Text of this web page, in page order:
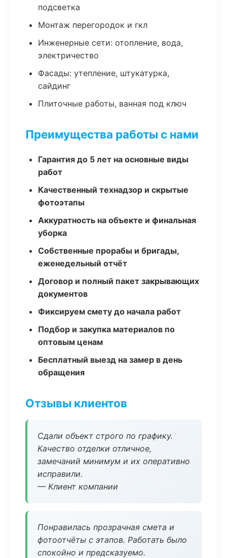
подсветка
Монтаж перегородок и гкл
Инженерные сети: отопление, вода,
электричество
Фасады: утепление, штукатурка,
сайдинг
Плиточные работы, ванная под ключ
Преимущества работы с нами
Гарантия до 5 лет на основные виды
работ
Качественный технадзор и скрытые
фотоэтапы
Аккуратность на объекте и финальная
уборка
Собственные прорабы и бригады,
еженедельный отчёт
Договор и полный пакет закрывающих
документов
Фиксируем смету до начала работ
Подбор и закупка материалов по
оптовым ценам
Бесплатный выезд на замер в день
обращения
Отзывы клиентов
Сдали объект строго по графику.
Качество отделки отличное,
замечаний минимум и их оперативно
исправили.
— Клиент компании
Понравилась прозрачная смета и
фотоотчёты с этапов. Работать было
спокойно и предсказуемо.